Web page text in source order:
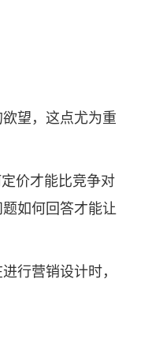
望，这点尤为重
价才能比竞争对
如何回答才能让
营销设计时，